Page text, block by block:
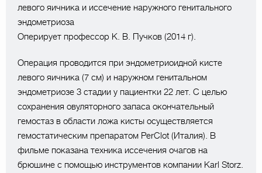
левого яичника и иссечение наружного генитального
эндометриоза
Оперирует профессор К. В. Пучков (2014 г).
Операция проводится при эндометриоидной кисте
левого яичника (7 см) и наружном генитальном
эндометриозе 3 стадии у пациентки 22 лет. С целью
сохранения овуляторного запаса окончательный
гемостаз в области ложа кисты осуществляется
гемостатическим препаратом PerClot (Италия). В
фильме показана техника иссечения очагов на
брюшине с помощью инструментов компании Karl Storz.